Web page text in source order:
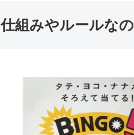
組みやルールなの